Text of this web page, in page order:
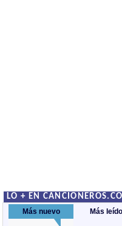
LO + EN
Más nuevo Más leído